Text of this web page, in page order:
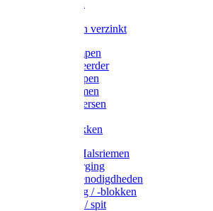
Voerbakken verzinkt
Warmtelampen
Staartcoupeerder
Biggenkappen
Neuskrammen
Varken diversen
Varkensbakken
Halsters / Halsriemen
Hoefverzorging
Lammer benodigdheden
Ramdektuig / -blokken
Vastzetpen / spit